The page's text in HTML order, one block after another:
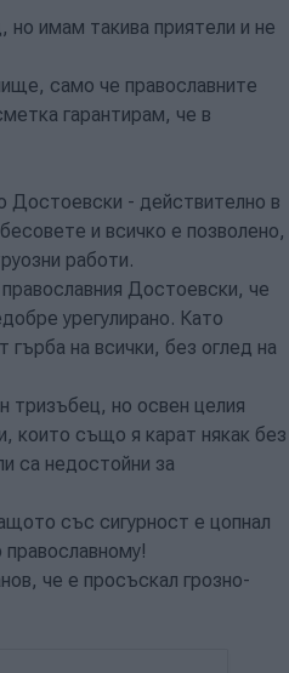
имам такива приятели и не
само че православните
гарантирам, че в
Достоевски - действително в
и всичко е позволено,
работи.
Достоевски, че
урегулирано. Като
гърба на всички, без оглед на
тризъбец, но освен целия
които също я карат някак без
са недостойни за
със сигурност е цопнал
че е просъскал грозно-